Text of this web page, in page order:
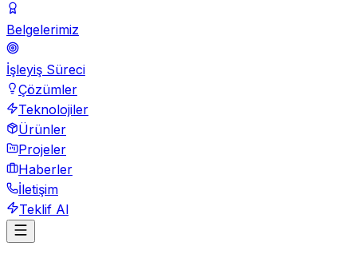
Belgelerimiz
İşleyiş Süreci
Çözümler
Teknolojiler
Ürünler
Projeler
Haberler
İletişim
Teklif Al